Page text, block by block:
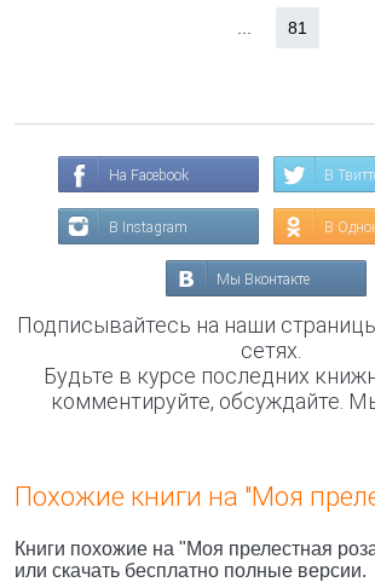
81
На Facebook В
В Instagram В
Мы Вконтакте
Подписывайтесь на наши
сетях.
Будьте в курсе последних
комментируйте, обсуждайте.
Похожие книги на "Моя
Книги похожие на "Моя прелестная
или скачать бесплатно полные версии.